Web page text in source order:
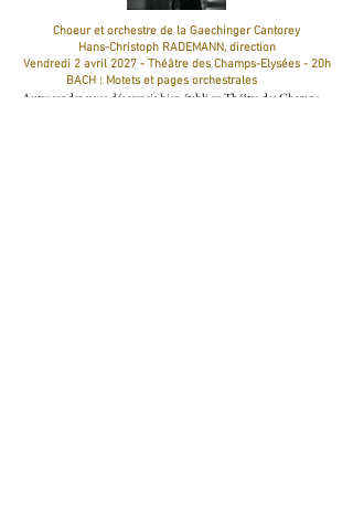
Choeur et orchestre de la Gaechinger Cantorey
Hans-Christoph RADEMANN, direction
Vendredi 2 avril 2027 - Théâtre des Champs-Elysées - 20h
BACH : Motets et pages orchestrales
Autre rendez-vous désormais bien établi au Théâtre des Champs-